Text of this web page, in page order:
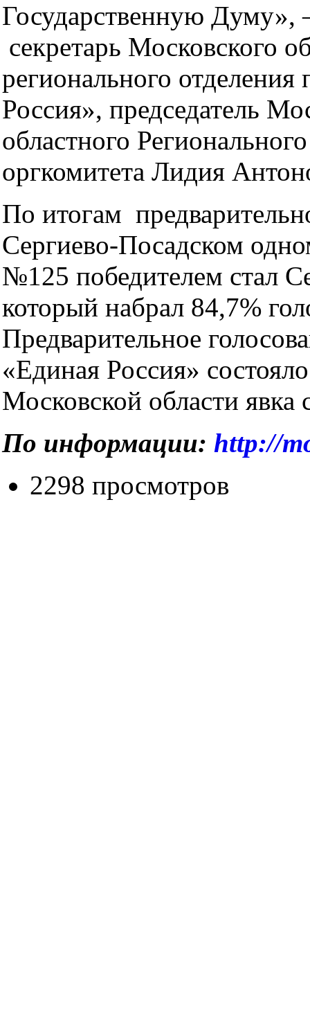
Государственную Думу»,
секретарь Московского
регионального
Россия», председатель
областного Регионального
оргкомитета Лидия
По итогам
Сергиево-Посадском
№125 победителем стал
который набрал 84,7%
Предварительное
«Единая Россия»
Московской области явка
По информации: http://
2298 просмотров